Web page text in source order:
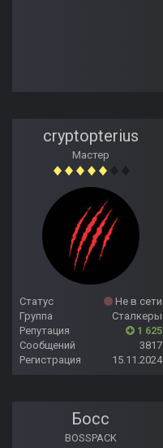
cryptopterius
Мастер
Статус
Не в сети
Группа
Сталкеры
Репутация
1 625
Сообщений
3817
Регистрация
15.11.2024
Босс
BOSSPACK